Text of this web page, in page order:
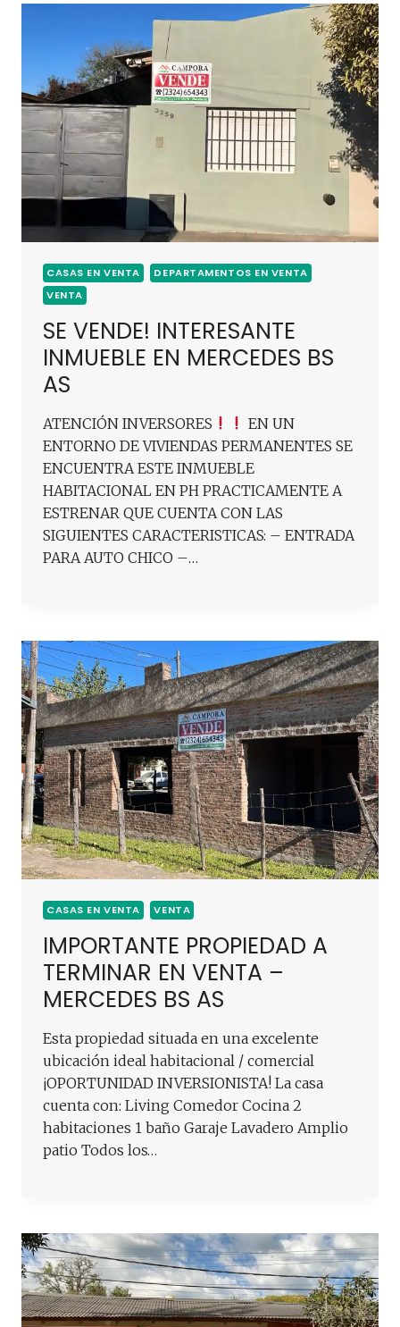
CASAS EN VENTA
DEPARTAMENTOS EN VENTA
VENTA
SE VENDE! INTERESANTE
INMUEBLE EN MERCEDES BS
AS
ATENCIÓN INVERSORES
EN UN
ENTORNO DE VIVIENDAS PERMANENTES SE
ENCUENTRA ESTE INMUEBLE
HABITACIONAL EN PH PRACTICAMENTE A
ESTRENAR QUE CUENTA CON LAS
SIGUIENTES CARACTERISTICAS: – ENTRADA
PARA AUTO CHICO –…
CASAS EN VENTA VENTA
IMPORTANTE PROPIEDAD A
TERMINAR EN VENTA –
MERCEDES BS AS
Esta propiedad situada en una excelente
ubicación ideal habitacional / comercial
¡OPORTUNIDAD INVERSIONISTA! La casa
cuenta con: Living Comedor Cocina 2
habitaciones 1 baño Garaje Lavadero Amplio
patio Todos los…